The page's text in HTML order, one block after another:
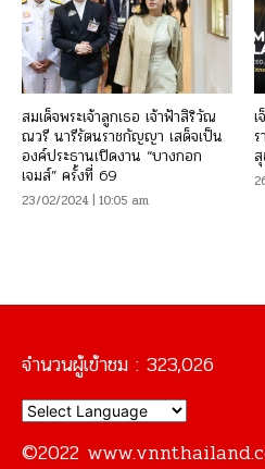
สมเด็จพระเจ้าลูกเธอ เจ้าฟ้าสิริวัณ
ณวรี นารีรัตนราชกัญญา เสด็จเป็น
องค์ประธานเปิดงาน “บางกอก
เจมส์” ครั้งที่ 69
23/02/2024 | 10:05 am
จำนวนผู้เข้าชม : 323,026
©2022